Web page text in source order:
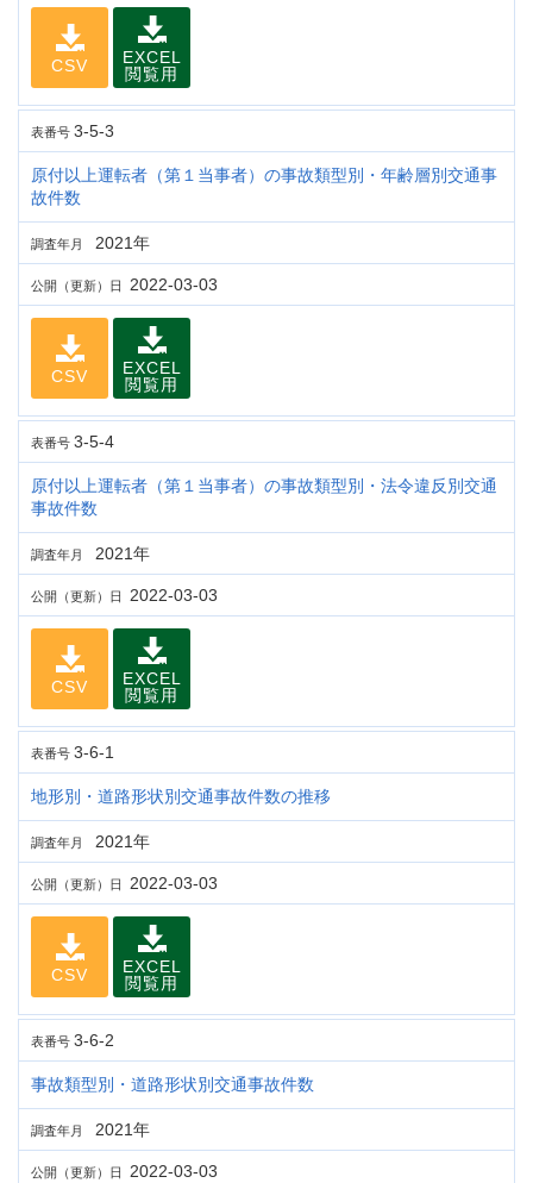
CSV
EXCEL
閲覧用
表番号 3-5-3
原付以上運転者（第１当事者）の事故類型別・年齢層別交通事
故件数
調査年月 2021年
公開（更新）日 2022-03-03
CSV
EXCEL
閲覧用
表番号 3-5-4
原付以上運転者（第１当事者）の事故類型別・法令違反別交通
事故件数
調査年月 2021年
公開（更新）日 2022-03-03
CSV
EXCEL
閲覧用
表番号 3-6-1
地形別・道路形状別交通事故件数の推移
調査年月 2021年
公開（更新）日 2022-03-03
CSV
EXCEL
閲覧用
表番号 3-6-2
事故類型別・道路形状別交通事故件数
調査年月 2021年
公開（更新）日 2022-03-03